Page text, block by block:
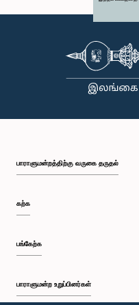
பாராளுமன்றத்திற்கு வருகை தருதல்
கற்க
பங்கேற்க
பாராளுமன்ற உறுப்பினர்கள்